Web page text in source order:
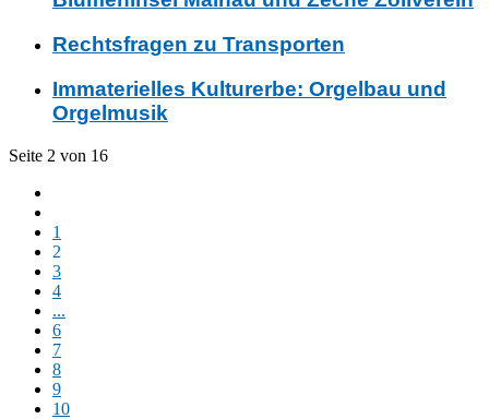
Rechtsfragen zu Transporten
Immaterielles Kulturerbe: Orgelbau und
Orgelmusik
Seite 2 von 16
1
2
3
4
...
6
7
8
9
10